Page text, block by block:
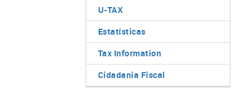
U-TAX
Estatísticas
Tax Information
Cidadania Fiscal